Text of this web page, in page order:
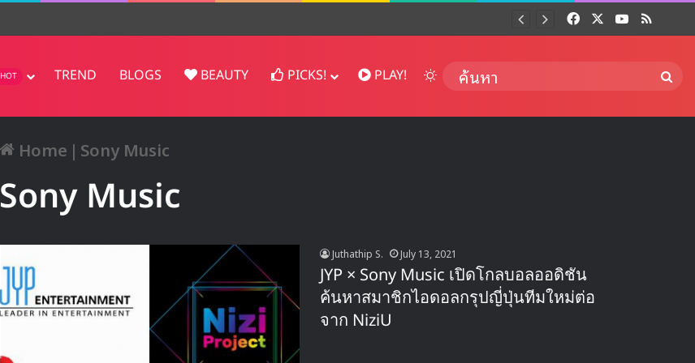
FacebookYouTube
RSS
HOT TREND BLOGS BEAUTY PICKS! PLAY! Switch skin
Home | Sony Music
Sony Music
Juthathip S. July 13, 2021
JYP × Sony Music เปิดโกลบอลออดิชัน
ค้นหาสมาชิกไอดอลกรุปญี่ปุ่นทีมใหม่ต่อ
จาก NiziU